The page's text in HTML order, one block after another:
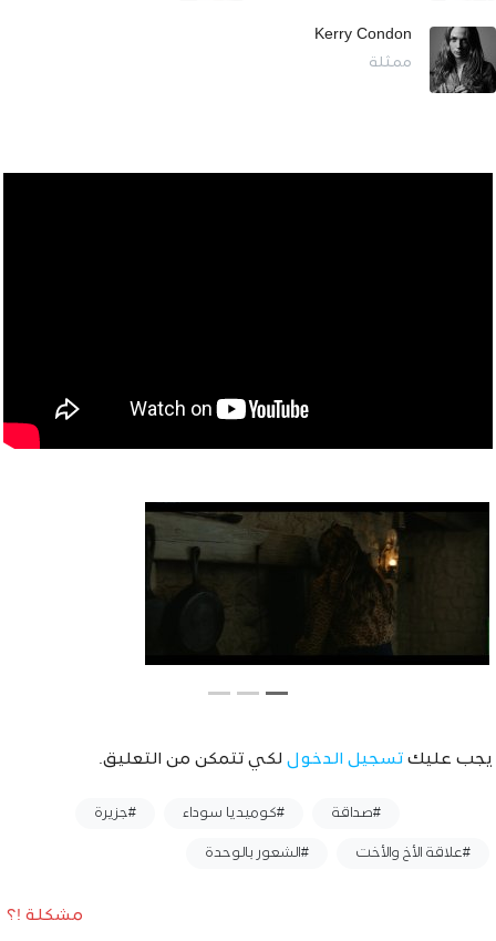
Kerry Condon
ممثلة
يجب عليك تسجيل الدخول لكي تتمكن من التعليق.
#صداقة #كوميديا سوداء #جزيرة
#علاقة الأخ والأخت #الشعور بالوحدة
مشكلة !؟